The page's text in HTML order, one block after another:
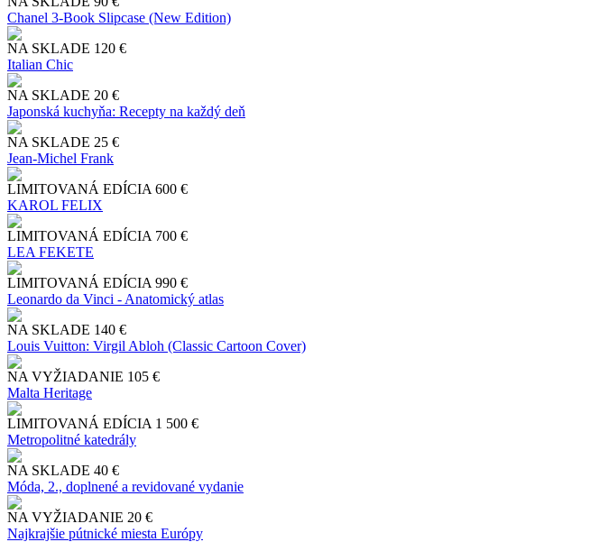
Chanel 3-Book Slipcase (New Edition)
NA SKLADE 120 €
Italian Chic
NA SKLADE 20 €
Japonská kuchyňa: Recepty na každý deň
NA SKLADE 25 €
Jean-Michel Frank
LIMITOVANÁ EDÍCIA 600 €
KAROL FELIX
LIMITOVANÁ EDÍCIA 700 €
LEA FEKETE
LIMITOVANÁ EDÍCIA 990 €
Leonardo da Vinci - Anatomický atlas
NA SKLADE 140 €
Louis Vuitton: Virgil Abloh (Classic Cartoon Cover)
NA VYŽIADANIE 105 €
Malta Heritage
LIMITOVANÁ EDÍCIA 1 500 €
Metropolitné katedrály
NA SKLADE 40 €
Móda, 2., doplnené a revidované vydanie
NA VYŽIADANIE 20 €
Najkrajšie pútnické miesta Európy